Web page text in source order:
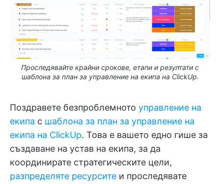
Проследявайте крайни срокове, етапи и резултати с
шаблона за план за управление на екипа на ClickUp.
Поздравете безпроблемното управление на
екипа с шаблона за план за управление на
екипа на ClickUp. Това е вашето едно гише за
създаване на устав на екипа, за да
координирате стратегическите цели,
разпределяте ресурсите и проследявате